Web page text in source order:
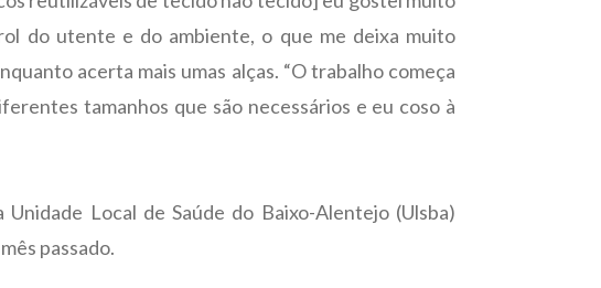
do utente e do ambiente, o que me deixa muito
acerta mais umas alças. “O trabalho começa
tamanhos que são necessários e eu coso à
Local de Saúde do Baixo-Alentejo (Ulsba)
passado.